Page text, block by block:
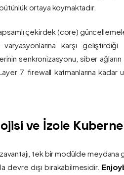
ortaya koymaktadır.
çekirdek (core)
karşı
senkronizasyonu, siber
Layer 7 firewall katmanlarına
ve İzole
tek bir modülde meydana
dışı bırakabilmesidir.